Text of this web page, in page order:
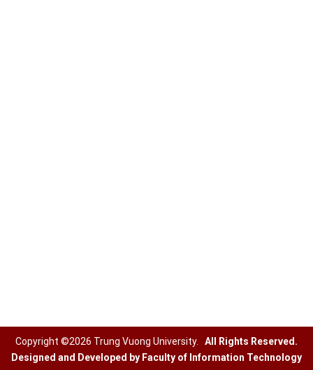
Copyright ©2026 Trung Vuong University.
All Rights Reserved.
Designed and Developed by Faculty of Information Technology